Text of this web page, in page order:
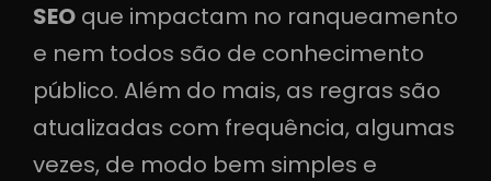
SEO que impactam no ranqueamento
e nem todos são de conhecimento
público. Além do mais, as regras são
atualizadas com frequência, algumas
vezes, de modo bem simples e